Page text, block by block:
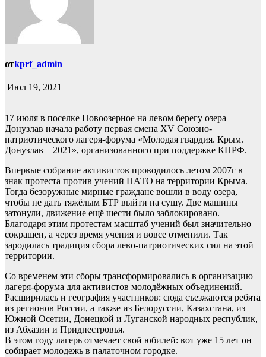
отkprf_admin
Июл 19, 2021
17 июля в поселке Новоозерное на левом берегу озера
Донузлав начала работу первая смена XV Союзно-
патриотического лагеря-форума «Молодая гвардия. Крым.
Донузлав – 2021», организованного при поддержке КПРФ.
Впервые собрание активистов проводилось летом 2007г в
знак протеста против учений НАТО на территории Крыма.
Тогда безоружные мирные граждане вошли в воду озера,
чтобы не дать тяжёлым БТР выйти на сушу. Две машины
затонули, движение ещё шести было заблокировано.
Благодаря этим протестам масштаб учений был значительно
сокращен, а через время учения и вовсе отменили. Так
зародилась традиция сбора лево-патриотических сил на этой
территории.
Со временем эти сборы трансформировались в организацию
лагеря-форума для активистов молодёжных объединений.
Расширилась и география участников: сюда съезжаются ребята
из регионов России, а также из Белоруссии, Казахстана, из
Южной Осетии, Донецкой и Луганской народных республик,
из Абхазии и Приднестровья.
В этом году лагерь отмечает свой юбилей: вот уже 15 лет он
собирает молодежь в палаточном городке.